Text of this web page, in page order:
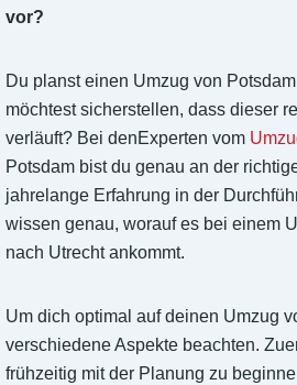
vor?
Du planst einen Umzug von
möchtest sicherstellen, dass dieser
verläuft? Bei denExperten vom
Potsdam bist du genau an der
jahrelange Erfahrung in der
wissen genau, worauf es bei einem
nach Utrecht ankommt.
Um dich optimal auf deinen Umzug
verschiedene Aspekte beachten.
frühzeitig mit der Planung zu